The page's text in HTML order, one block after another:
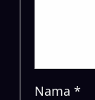
Nama *